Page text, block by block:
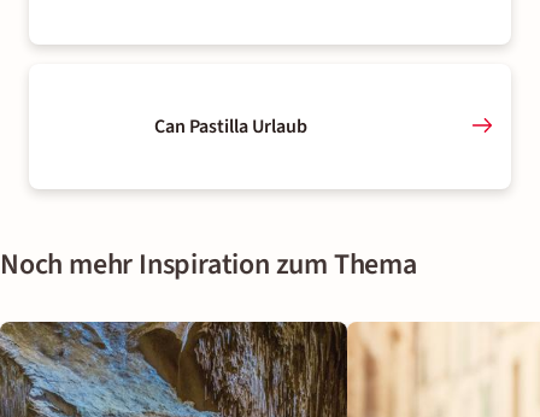
Can Pastilla Urlaub
Noch mehr Inspiration zum Thema